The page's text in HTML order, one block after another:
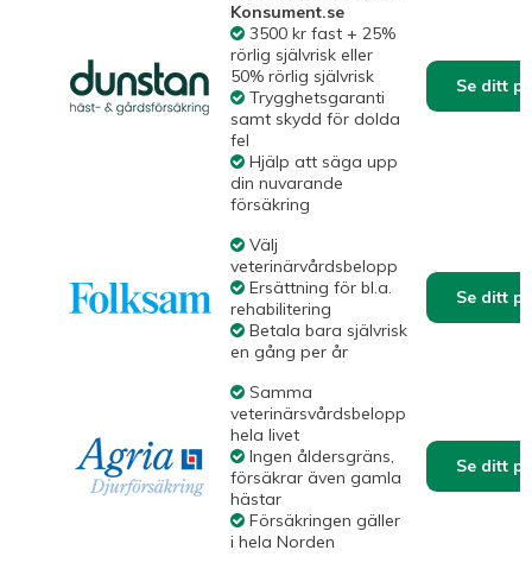
Konsument.se
3500 kr fast + 25%
rörlig självrisk eller
50% rörlig självrisk
Trygghetsgaranti
samt skydd för dolda
fel
Hjälp att säga upp
din nuvarande
försäkring
Se ditt
Välj
veterinärvårdsbelopp
Ersättning för bl.a.
rehabilitering
Betala bara självrisk
en gång per år
Se ditt
Samma
veterinärsvårdsbelopp
hela livet
Ingen åldersgräns,
försäkrar även gamla
hästar
Försäkringen gäller
i hela Norden
Se ditt